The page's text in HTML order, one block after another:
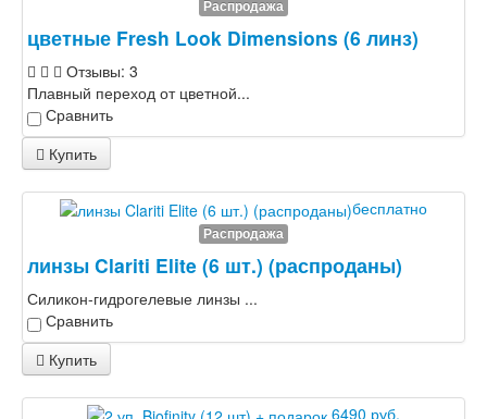
Распродажа
цветные Fresh Look Dimensions (6 линз)
Отзывы: 3
Плавный переход от цветной...
Сравнить
Купить
бесплатно
Распродажа
линзы Clariti Elite (6 шт.) (распроданы)
Силикон-гидрогелевые линзы ...
Сравнить
Купить
6490 руб.